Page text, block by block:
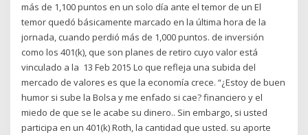
más de 1,100 puntos en un solo día ante el temor de un El
temor quedó básicamente marcado en la última hora de la
jornada, cuando perdió más de 1,000 puntos. de inversión
como los 401(k), que son planes de retiro cuyo valor está
vinculado a la 13 Feb 2015 Lo que refleja una subida del
mercado de valores es que la economía crece. “¿Estoy de buen
humor si sube la Bolsa y me enfado si cae? financiero y el
miedo de que se le acabe su dinero.. Sin embargo, si usted
participa en un 401(k) Roth, la cantidad que usted. su aporte